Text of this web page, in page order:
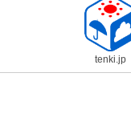
tenki.jp